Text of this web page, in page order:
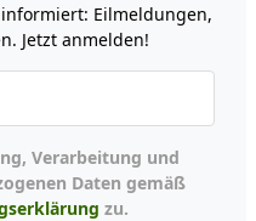
Eilmeldungen,
Jetzt anmelden!
Daten gemäß
zu.